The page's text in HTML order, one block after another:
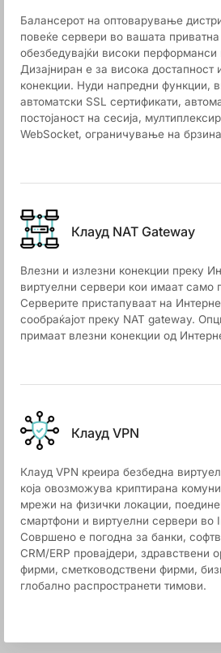
Балансерот на оптоварување
повеќе сервери во вашата
обезбедувајќи високи
Дизајниран е за висока достапност
конекции. Нуди напредни функции,
автоматски SSL сертификати,
постојаност на сесија,
WebSocket, ограничување на
Клауд NAT Gateway
Влезни и излезни конекции преку
виртуелни сервери кои имаат само
Серверите пристапуваат на
сообраќајот преку NAT gateway.
примаат влезни конекции од
Клауд VPN
Клауд VPN креира безбедна
која овозможува криптирана
мрежи на физички локации,
смартфони и виртуелни сервери во
Совршено е погодна за банки,
CRM/ERP провајдери, здравствени
фирми, сметководствени фирми,
глобално распространети тимови.